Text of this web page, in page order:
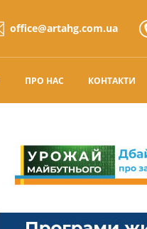
office@artahg.com.ua
ПРО НАС КОНТАКТИ